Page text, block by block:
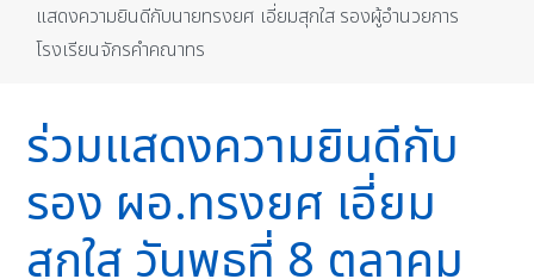
แสดงความยินดีกับนายทรงยศ เอี่ยมสุกใส รองผู้อำนวยการ
โรงเรียนจักรคำคณาทร
ร่วมแสดงความยินดีกับ
รอง ผอ.ทรงยศ เอี่ยม
สุกใส วันพุธที่ 8 ตุลาคม